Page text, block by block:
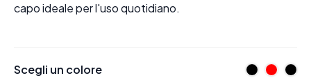
capo ideale per l'uso quotidiano.
Scegli un colore